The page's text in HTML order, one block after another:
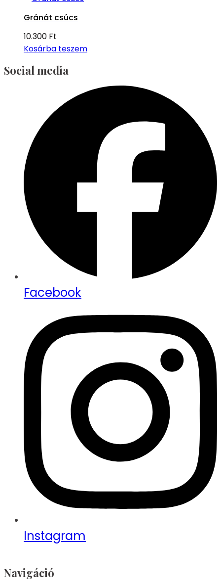
Gránát csúcs
10.300 Ft
Kosárba teszem
Social media
Facebook
Instagram
Navigáció